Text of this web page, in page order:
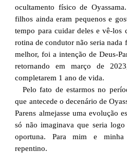
ocultamento físico de
filhos ainda eram pequenos e
tempo para cuidar deles e vê-los
rotina de condutor não seria nada
melhor, foi a intenção de Deus-
retornando em março de
completarem 1 ano de vida.
Pelo fato de estarmos no
que antecede o decenário de
Parens almejasse uma evolução
só não imaginava que seria
oportuna. Para mim e
repentino.